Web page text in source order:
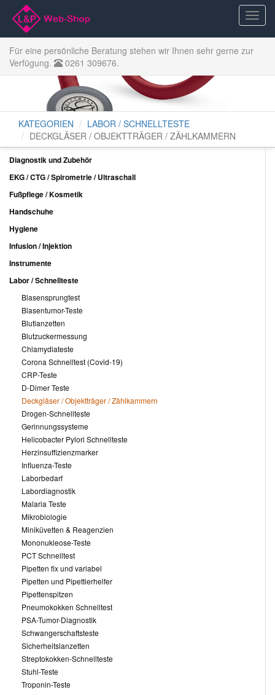
Für eine persönliche Beratung stehen wir Ihnen sehr gerne zur
Verfügung.
0261 309676.
KATEGORIEN
LABOR / SCHNELLTESTE
DECKGLÄSER / OBJEKTTRÄGER / ZÄHLKAMMERN
Diagnostik und Zubehör
EKG / CTG / Spirometrie / Ultraschall
Fußpflege / Kosmetik
Handschuhe
Hygiene
Infusion / Injektion
Instrumente
Labor / Schnellteste
Blasensprungtest
Blasentumor-Teste
Blutlanzetten
Blutzuckermessung
Chlamydiateste
Corona Schnelltest (Covid-19)
CRP-Teste
D-Dimer Teste
Deckgläser / Objektträger / Zählkammern
Drogen-Schnellteste
Gerinnungssysteme
Helicobacter Pylori Schnellteste
Herzinsuffizienzmarker
Influenza-Teste
Laborbedarf
Labordiagnostik
Malaria Teste
Mikrobiologie
Miniküvetten & Reagenzien
Mononukleose-Teste
PCT Schnelltest
Pipetten fix und variabel
Pipetten und Pipettierhelfer
Pipettenspitzen
Pneumokokken Schnelltest
PSA-Tumor-Diagnostik
Schwangerschaftsteste
Sicherheitslanzetten
Streptokokken-Schnellteste
Stuhl-Teste
Troponin-Teste